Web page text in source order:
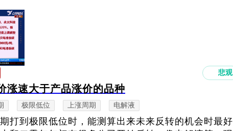
悲观
涨速大于产品涨价的品种
极限低位 上涨周期 电解液
打到极限低位时，能测算出来未来反转的机会时最好